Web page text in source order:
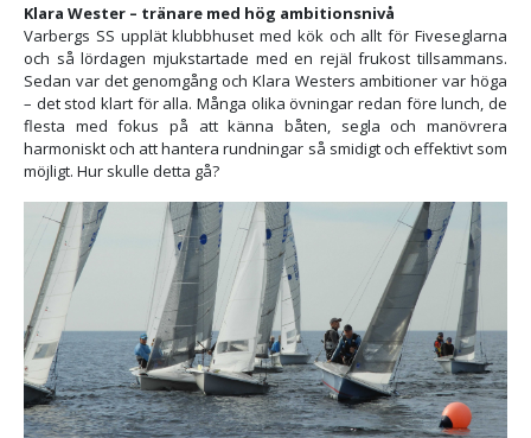
Klara Wester – tränare med hög ambitionsnivå
Varbergs SS upplät klubbhuset med kök och allt för Fiveseglarna
och så lördagen mjukstartade med en rejäl frukost tillsammans.
Sedan var det genomgång och Klara Westers ambitioner var höga
– det stod klart för alla. Många olika övningar redan före lunch, de
flesta med fokus på att känna båten, segla och manövrera
harmoniskt och att hantera rundningar så smidigt och effektivt som
möjligt. Hur skulle detta gå?